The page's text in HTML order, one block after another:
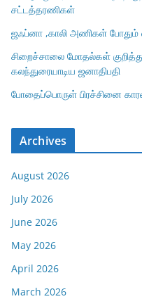
சட்டத்தரணிகள்
ஜஃப்னா ,காலி அணிகள் போதும்
சிறைச்சாலை மோதல்கள்
கலந்துரையாடிய ஜனாதிபதி
போதைப்பொருள் பிரச்சினை
Archives
August 2026
July 2026
June 2026
May 2026
April 2026
March 2026